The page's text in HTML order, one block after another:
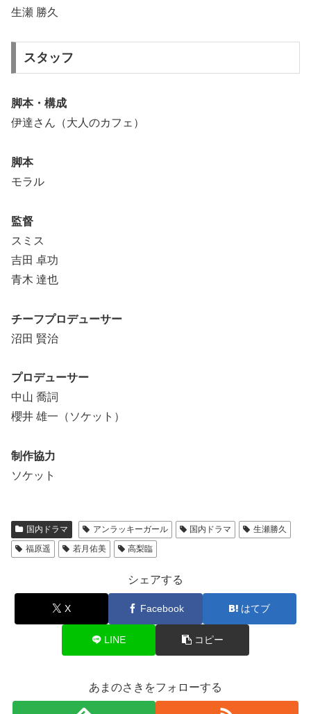
生瀬 勝久
スタッフ
脚本・構成
伊達さん（⼤⼈のカフェ）
脚本
モラル
監督
スミス
吉⽥ 卓功
青木 達也
チーフプロデューサー
沼⽥ 賢治
プロデューサー
中⼭ 喬詞
櫻井 雄⼀（ソケット）
制作協力
ソケット
国内ドラマ アンラッキーガール 国内ドラマ
生瀬勝久
福原遥
若月佑美 高梨臨
シェアする
X Facebook はてブ
LINE コピー
あまのさきをフォローする